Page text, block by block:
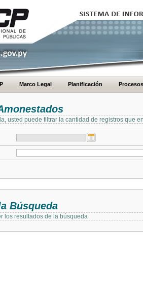
Marco Legal Planificación Procesos
usted puede filtrar la cantidad de registros que
Búsqueda
los resultados de la búsqueda